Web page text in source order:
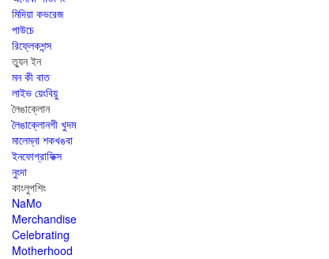
মিদিয়া কভরেজ
পাউচে
রিফ্লেকশন্স
ত্যুন ইন
মন কী বাত
লাইভ য়েংবিয়ু
লৈঙাক্লোন
লৈঙাক্লোনগী খুদম
মালেম্না শকখঙবা
ইনফোগ্রাফিক্স
নুংদা
কাংলুপশিং
NaMo
Merchandise
Celebrating
Motherhood